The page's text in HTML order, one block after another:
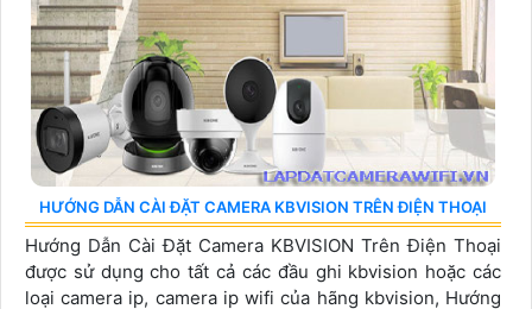
HƯỚNG DẪN CÀI ĐẶT CAMERA KBVISION TRÊN ĐIỆN THOẠI
Hướng Dẫn Cài Đặt Camera KBVISION Trên Điện Thoại
được sử dụng cho tất cả các đầu ghi kbvision hoặc các
loại camera ip, camera ip wifi của hãng kbvision, Hướng